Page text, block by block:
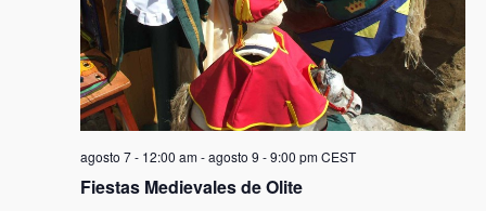
Fiestas Medievales de Olite
agosto 7 - 12:00 am-agosto 9 - 9:00 pm CEST